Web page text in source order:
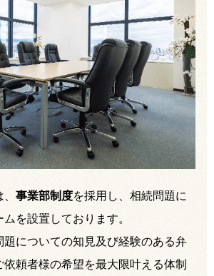
事業部制度を採用し、相続問題に
を設置しております。
題についての知見及び経験のある弁
頼者様の希望を最大限叶える体制